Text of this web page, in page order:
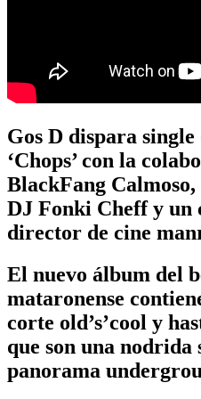
Gos D dispara
‘Chops’ con la
BlackFang
DJ Fonki Cheff y un
director de cine
El nuevo álbum del
mataronense
corte old’s’cool y
que son una nodrida
panorama